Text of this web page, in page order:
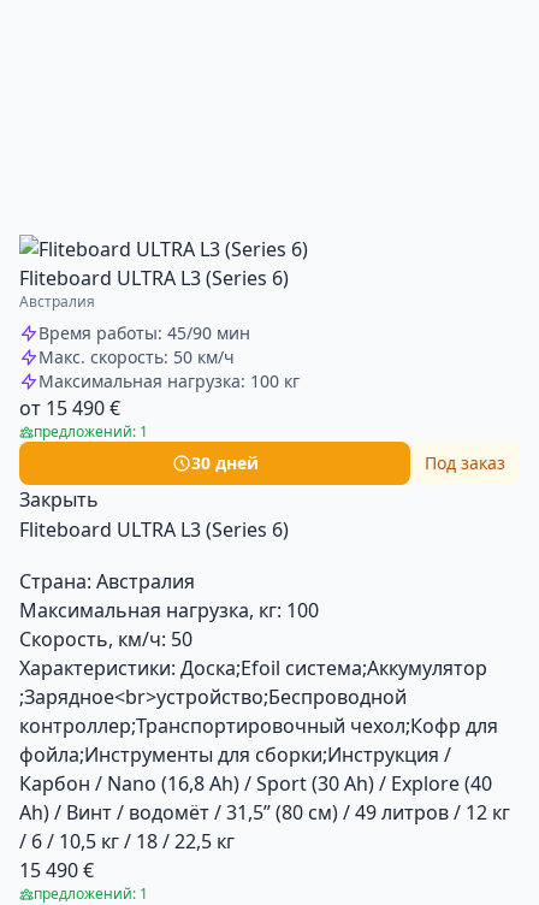
Fliteboard ULTRA L3 (Series 6)
Австралия
Время работы: 45/90 мин
Макс. скорость: 50 км/ч
Максимальная нагрузка: 100 кг
от 15 490 €
предложений: 1
30 дней Под заказ
Закрыть
Fliteboard ULTRA L3 (Series 6)
Страна: Австралия
Максимальная нагрузка, кг: 100
Скорость, км/ч: 50
Характеристики: Доска;Efoil система;Аккумулятор
;Зарядное<br>устройство;Беспроводной
контроллер;Транспортировочный чехол;Кофр для
фойла;Инструменты для сборки;Инструкция /
Карбон / Nano (16,8 Ah) / Sport (30 Ah) / Explore (40
Ah) / Винт / водомёт / 31,5” (80 см) / 49 литров / 12 кг
/ 6 / 10,5 кг / 18 / 22,5 кг
15 490 €
предложений: 1